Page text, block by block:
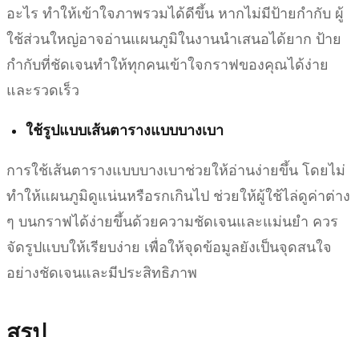
อะไร ทำให้เข้าใจภาพรวมได้ดีขึ้น หากไม่มีป้ายกำกับ ผู้
ใช้ส่วนใหญ่อาจอ่านแผนภูมิในงานนำเสนอได้ยาก ป้าย
กำกับที่ชัดเจนทำให้ทุกคนเข้าใจกราฟของคุณได้ง่าย
และรวดเร็ว
ใช้รูปแบบเส้นตารางแบบบางเบา
การใช้เส้นตารางแบบบางเบาช่วยให้อ่านง่ายขึ้น โดยไม่
ทำให้แผนภูมิดูแน่นหรือรกเกินไป ช่วยให้ผู้ใช้ไล่ดูค่าต่าง
ๆ บนกราฟได้ง่ายขึ้นด้วยความชัดเจนและแม่นยำ ควร
จัดรูปแบบให้เรียบง่าย เพื่อให้จุดข้อมูลยังเป็นจุดสนใจ
อย่างชัดเจนและมีประสิทธิภาพ